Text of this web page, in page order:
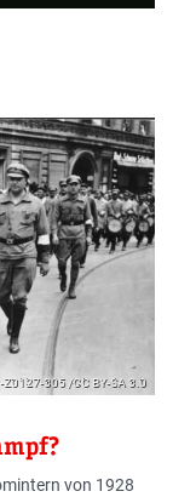
Z0127-305 /CC BY-SA 3.0
von 1928